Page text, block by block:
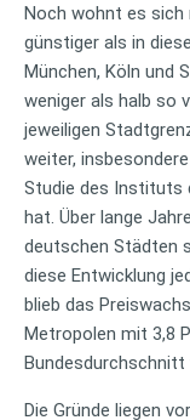
Noch wohnt es sich
günstiger als in
München, Köln und
weniger als halb so
jeweiligen
weiter,
Studie des
hat. Über lange
deutschen Städten
diese Entwicklung
blieb das
Metropolen mit 3,8
Bundesdurchschnitt
Die Gründe liegen